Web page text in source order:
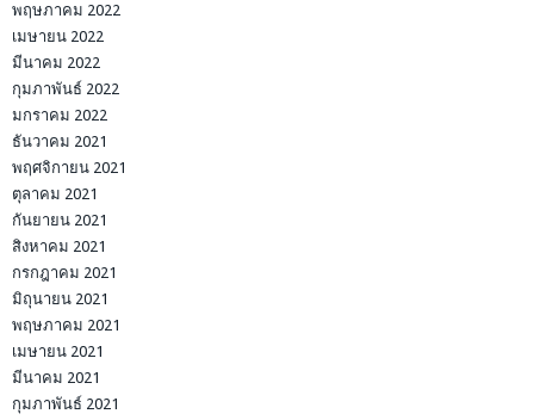
พฤษภาคม 2022
เมษายน 2022
มีนาคม 2022
กุมภาพันธ์ 2022
มกราคม 2022
ธันวาคม 2021
พฤศจิกายน 2021
ตุลาคม 2021
กันยายน 2021
สิงหาคม 2021
กรกฎาคม 2021
มิถุนายน 2021
พฤษภาคม 2021
เมษายน 2021
มีนาคม 2021
กุมภาพันธ์ 2021